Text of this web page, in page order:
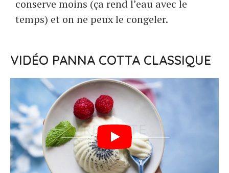
conserve moins (ça rend l’eau avec le
temps) et on ne peux le congeler.
VIDÉO PANNA COTTA CLASSIQUE